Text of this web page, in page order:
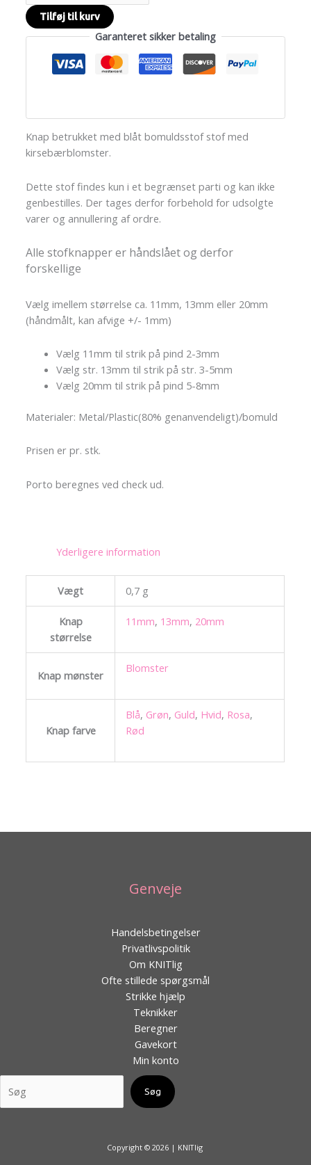
Tilføj til kurv
Garanteret sikker betaling
Knap betrukket med blåt bomuldsstof stof med
kirsebærblomster.
Dette stof findes kun i et begrænset parti og kan ikke
genbestilles. Der tages derfor forbehold for udsolgte
varer og annullering af ordre.
Alle stofknapper er håndslået og derfor
forskellige
Vælg imellem størrelse ca. 11mm, 13mm eller 20mm
(håndmålt, kan afvige +/- 1mm)
Vælg 11mm til strik på pind 2-3mm
Vælg str. 13mm til strik på str. 3-5mm
Vælg 20mm til strik på pind 5-8mm
Materialer: Metal/Plastic(80% genanvendeligt)/bomuld
Prisen er pr. stk.
Porto beregnes ved check ud.
Yderligere information
Vægt 0,7 g
Knap
størrelse
11mm, 13mm, 20mm
Knap mønster
Blomster
Knap farve
Blå, Grøn, Guld, Hvid, Rosa,
Rød
Genveje
Handelsbetingelser
Privatlivspolitik
Om KNITlig
Ofte stillede spørgsmål
Strikke hjælp
Teknikker
Beregner
Gavekort
Min konto
Søg
Copyright © 2026 | KNITlig